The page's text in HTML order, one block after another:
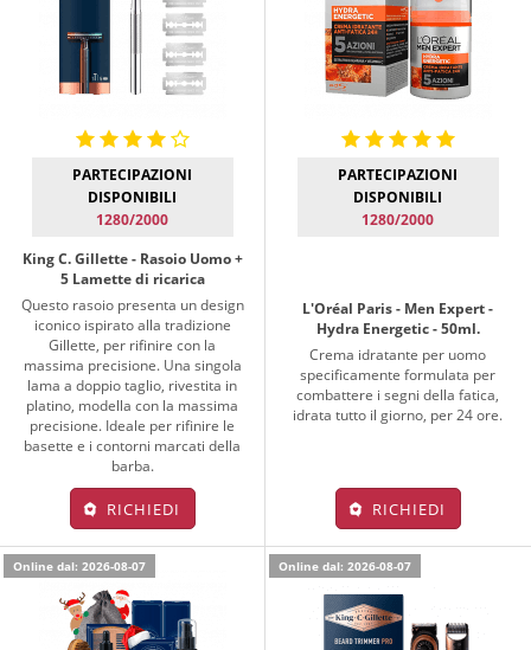
PARTECIPAZIONI
DISPONIBILI
1280/2000
King C. Gillette - Rasoio Uomo +
5 Lamette di ricarica
Questo rasoio presenta un design
iconico ispirato alla tradizione
Gillette, per rifinire con la
massima precisione. Una singola
lama a doppio taglio, rivestita in
platino, modella con la massima
precisione. Ideale per rifinire le
basette e i contorni marcati della
barba.
RICHIEDI
PARTECIPAZIONI
DISPONIBILI
1280/2000
L'Oréal Paris - Men Expert -
Hydra Energetic - 50ml.
Crema idratante per uomo
specificamente formulata per
combattere i segni della fatica,
idrata tutto il giorno, per 24 ore.
RICHIEDI
Online dal: 2026-08-07 Online dal: 2026-08-07